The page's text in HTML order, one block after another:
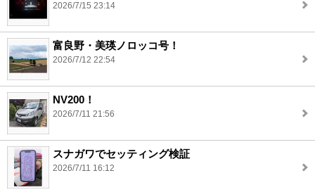
2026/7/15 23:14
富良野・美瑛ノロッコ号！
2026/7/12 22:54
NV200！
2026/7/11 21:56
スナガワでセッティング検証
2026/7/11 16:12